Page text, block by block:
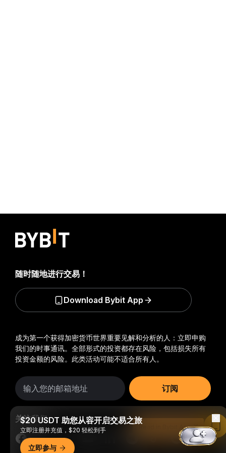
成为第一个获得加密货币世界重要见解和分析的人：立即申购
我们的时事通讯。 全部形式的投资都存在风险，包括损失所有
投资金额的风险。此类活动可能不适合所有人。
订阅
关注我们
随时随地进行交易！
Download Bybit App
$20 USDT 助您从容开启交易之旅
立即注册并充值，$20 轻松到手
立即参与
Read in Bybit App